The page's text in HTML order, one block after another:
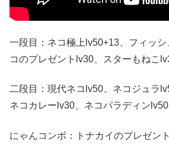
一段目：ネコ極上lv50+13、フィッ
コのプレゼントlv30、スターもねこ
二段目：現代ネコlv50、ネコジュラ
ネコカレーlv30、ネコパラディン
にゃんコンボ：トナカイのプレゼン